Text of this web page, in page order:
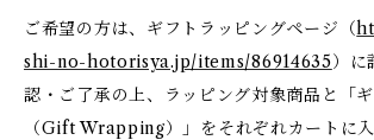
ご希望の方は、ギフトラッピングページ（
shi-no-hotorisya.jp/items/86914635）に
認・ご了承の上、ラッピング対象商品と「
（Gift Wrapping）」をそれぞれカートに